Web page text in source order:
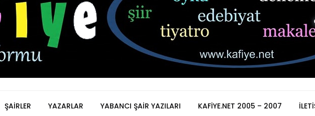
ŞAIRLER YAZARLAR YABANCI ŞAIR YAZILARI KAFIYE.NET 2005 – 2007